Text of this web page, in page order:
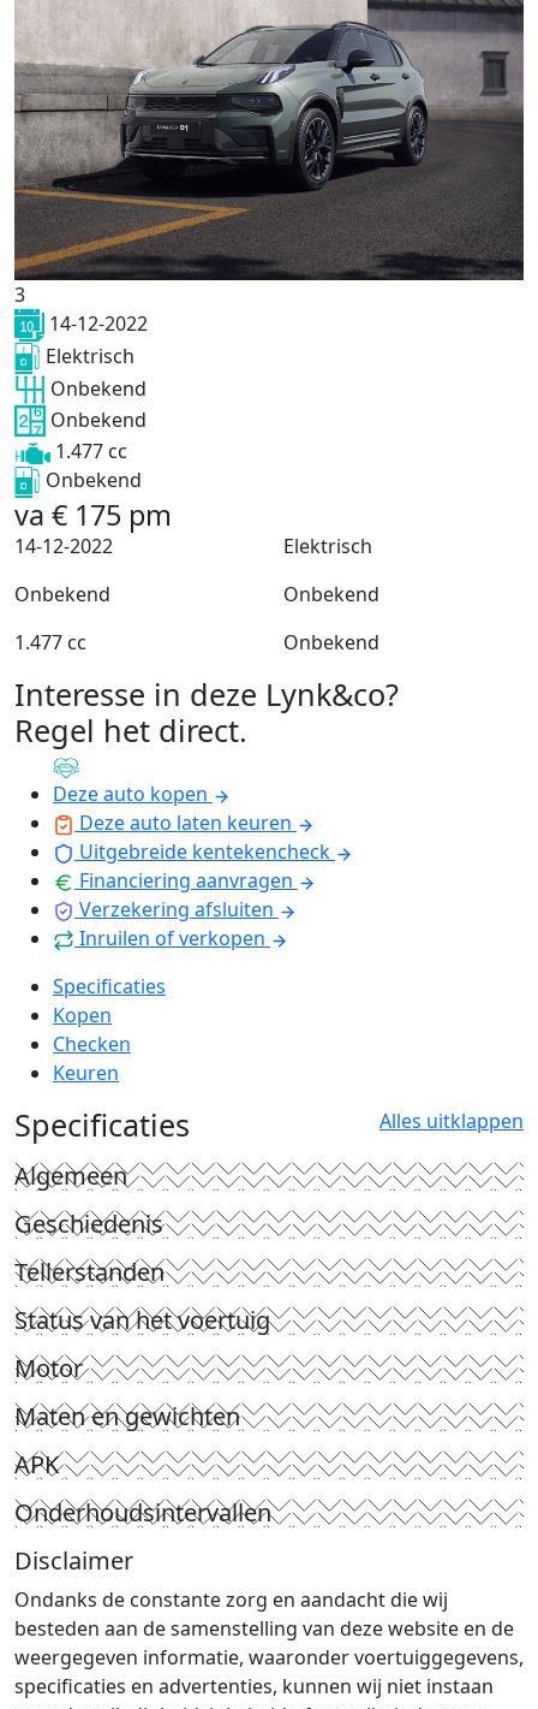
3
14-12-2022
Elektrisch
Onbekend
Onbekend
1.477 cc
Onbekend
va € 175 pm
14-12-2022
Elektrisch
Onbekend
Onbekend
1.477 cc
Onbekend
Interesse in deze Lynk&co?
Regel het direct.
Deze auto kopen
Deze auto laten keuren
Uitgebreide kentekencheck
Financiering aanvragen
Verzekering afsluiten
Inruilen of verkopen
Specificaties
Kopen
Checken
Keuren
Specificaties Alles uitklappen
Algemeen
Geschiedenis
Tellerstanden
Status van het voertuig
Motor
Maten en gewichten
APK
Onderhoudsintervallen
Disclaimer
Ondanks de constante zorg en aandacht die wij
besteden aan de samenstelling van deze website en de
weergegeven informatie, waaronder voertuiggegevens,
specificaties en advertenties, kunnen wij niet instaan